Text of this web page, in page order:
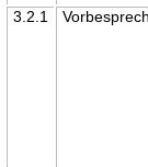
3.2.1